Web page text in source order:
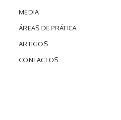
MEDIA
ÁREAS DE PRÁTICA
ARTIGOS
CONTACTOS